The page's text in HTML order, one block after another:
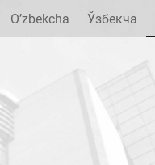
O’zbekcha Ўзбекча